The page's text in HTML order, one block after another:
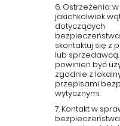
6. Ostrzeżenia:
jakichkolwiek
dotyczących
skontaktuj się z
lub sprzedawcą.
powinien być
zgodnie z
przepisami
wytycznymi.
7. Kontakt w